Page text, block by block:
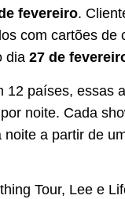
fevereiro.
com cartões de
dia 27 de
12 países, essas
por noite. Cada
noite a partir de
Tour, Lee e